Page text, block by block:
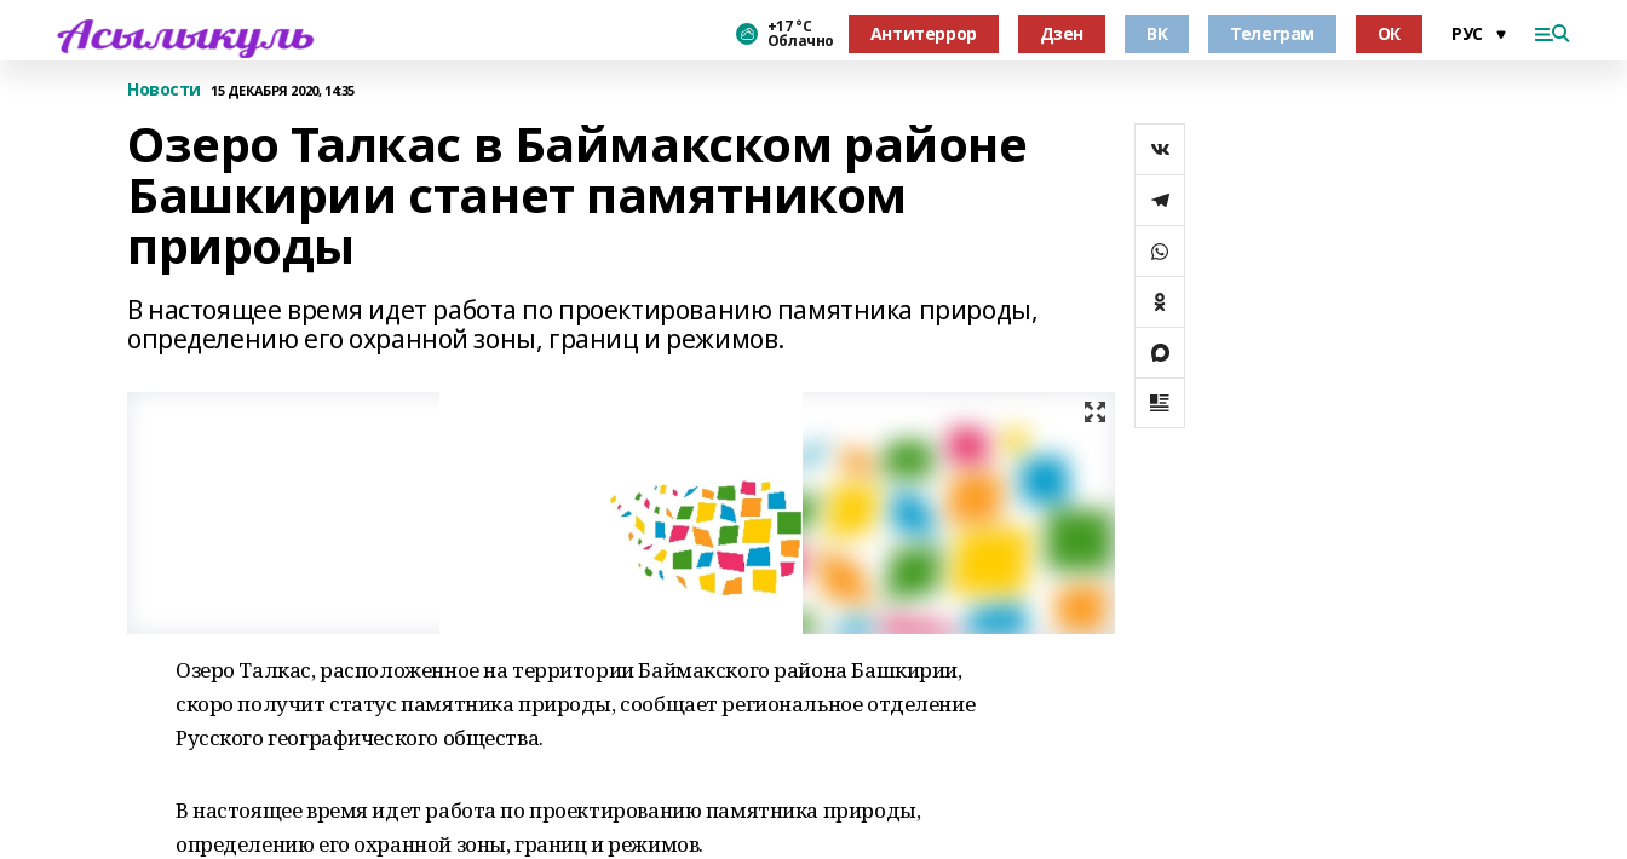
+17 °С
Облачно Антитеррор Дзен ВК Телеграм ОК
Новости 15 ДЕКАБРЯ 2020, 14:35
Озеро Талкас в Баймакском районе
Башкирии станет памятником
природы
В настоящее время идет работа по проектированию памятника природы,
определению его охранной зоны, границ и режимов.
Озеро Талкас, расположенное на территории Баймакского района Башкирии,
скоро получит статус памятника природы, сообщает региональное отделение
Русского географического общества.
В настоящее время идет работа по проектированию памятника природы,
определению его охранной зоны, границ и режимов.